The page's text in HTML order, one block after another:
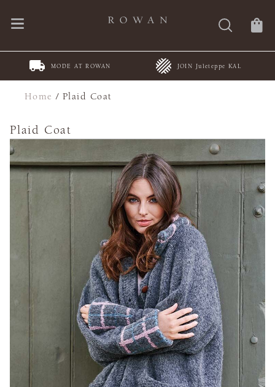
MODE AT ROWAN JOIN Juleteppe KAL
Home /Plaid Coat
Plaid Coat